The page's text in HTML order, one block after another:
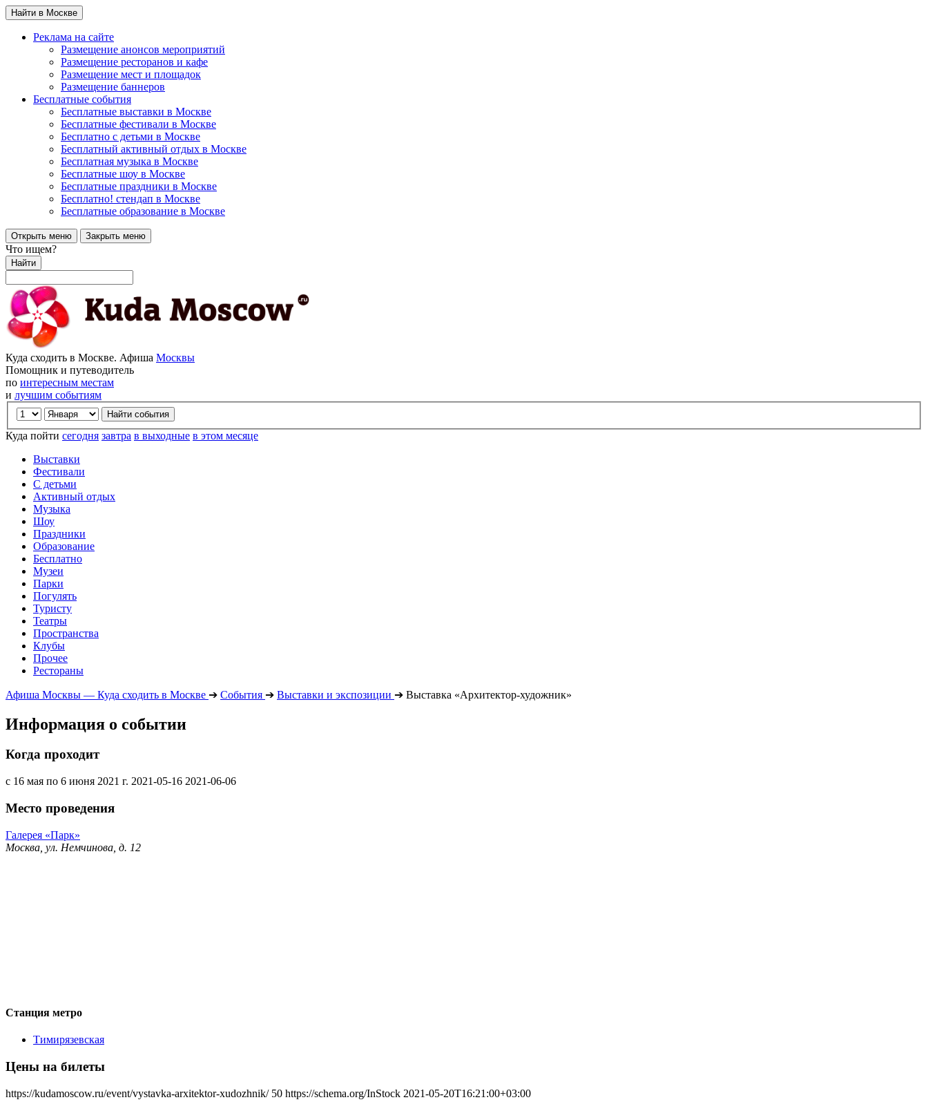
Найти в Москве
Реклама на сайте
Размещение анонсов мероприятий
Размещение ресторанов и кафе
Размещение мест и площадок
Размещение баннеров
Бесплатные события
Бесплатные выставки в Москве
Бесплатные фестивали в Москве
Бесплатно с детьми в Москве
Бесплатный активный отдых в Москве
Бесплатная музыка в Москве
Бесплатные шоу в Москве
Бесплатные праздники в Москве
Бесплатно! стендап в Москве
Бесплатные образование в Москве
Открыть меню Закрыть меню
Что ищем?
Найти
Куда сходить в Москве. Афиша Москвы
Помощник и путеводитель
по интересным местам
и лучшим событиям
Куда пойти сегодня завтра в выходные в этом месяце
Выставки
Фестивали
С детьми
Активный отдых
Музыка
Шоу
Праздники
Образование
Бесплатно
Музеи
Парки
Погулять
Туристу
Театры
Пространства
Клубы
Прочее
Рестораны
Афиша Москвы — Куда сходить в Москве ➔ События ➔ Выставки и экспозиции ➔ Выставка «Архитектор-художник»
Информация о событии
Когда проходит
с 16 мая по 6 июня 2021 г. 2021-05-16 2021-06-06
Место проведения
Галерея «Парк»
Москва, ул. Немчинова, д. 12
Станция метро
Тимирязевская
Цены на билеты
https://kudamoscow.ru/event/vystavka-arxitektor-xudozhnik/ 50 https://schema.org/InStock 2021-05-20T16:21:00+03:00